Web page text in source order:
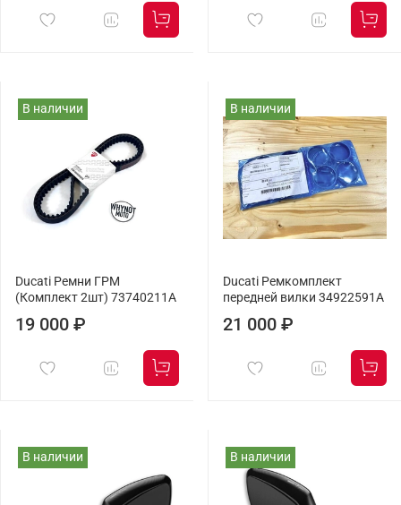
В наличии
Ducati Ремни ГРМ
(Комплект 2шт) 73740211A
19 000 ₽
В наличии
Ducati Ремкомплект
передней вилки 34922591A
21 000 ₽
В наличии В наличии